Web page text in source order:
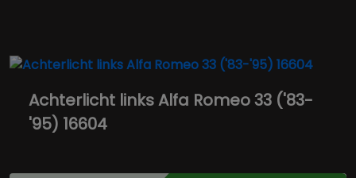
Achterlicht links Alfa Romeo 33 ('83-
'95) 16604